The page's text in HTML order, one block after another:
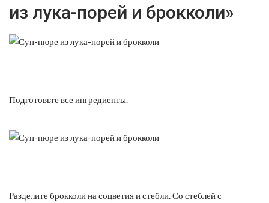
из лука-порей и брокколи»
Подготовьте все ингредиенты.
Разделите брокколи на соцветия и стебли. Со стеблей с